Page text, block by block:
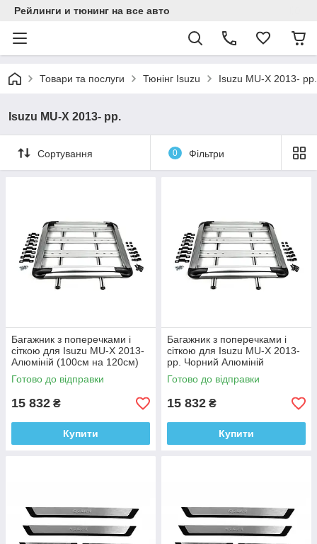
Рейлинги и тюнинг на все авто
Товари та послуги Тюнінг Isuzu Isuzu MU-X 2013- рр.
Isuzu MU-X 2013- рр.
Сортування 0 Фільтри
Багажник з поперечками і
сіткою для Isuzu MU-X 2013-
Алюміній (100см на 120см)
Готово до відправки
15 832 ₴
Купити
Багажник з поперечками і
сіткою для Isuzu MU-X 2013-
рр. Чорний Алюміній
Готово до відправки
15 832 ₴
Купити